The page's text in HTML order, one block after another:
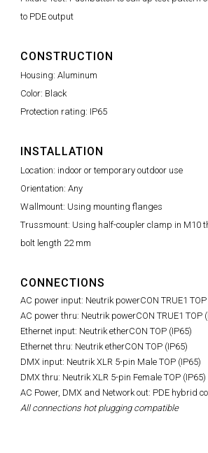
to PDE output
CONSTRUCTION
Housing: Aluminum
Color: Black
Protection rating: IP65
INSTALLATION
Location: indoor or temporary outdoor use
Orientation: Any
Wallmount: Using mounting flanges
Trussmount: Using half-coupler clamp in M10
bolt length 22 mm
CONNECTIONS
AC power input: Neutrik powerCON TRUE1 TOP
AC power thru: Neutrik powerCON TRUE1 TOP
Ethernet input: Neutrik etherCON TOP (IP65)
Ethernet thru: Neutrik etherCON TOP (IP65)
DMX input: Neutrik XLR 5-pin Male TOP (IP65)
DMX thru: Neutrik XLR 5-pin Female TOP (IP65)
AC Power, DMX and Network out: PDE hybrid
All connections hot plugging compatible